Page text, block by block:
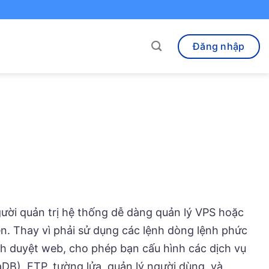
Đăng nhập
quản trị hệ thống dễ dàng quản lý VPS hoặc
Thay vì phải sử dụng các lệnh dòng lệnh phức
duyệt web, cho phép bạn cấu hình các dịch vụ